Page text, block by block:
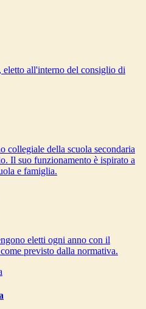
eletto all'interno del consiglio di
collegiale della scuola secondaria
Il suo funzionamento è ispirato a
e famiglia.
eletti ogni anno con il
previsto dalla normativa.